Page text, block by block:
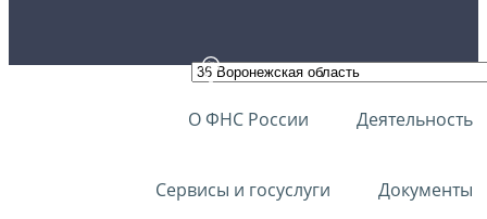
О ФНС России Деятельность
Сервисы и госуслуги Документы